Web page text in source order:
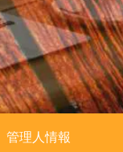
管理人情報